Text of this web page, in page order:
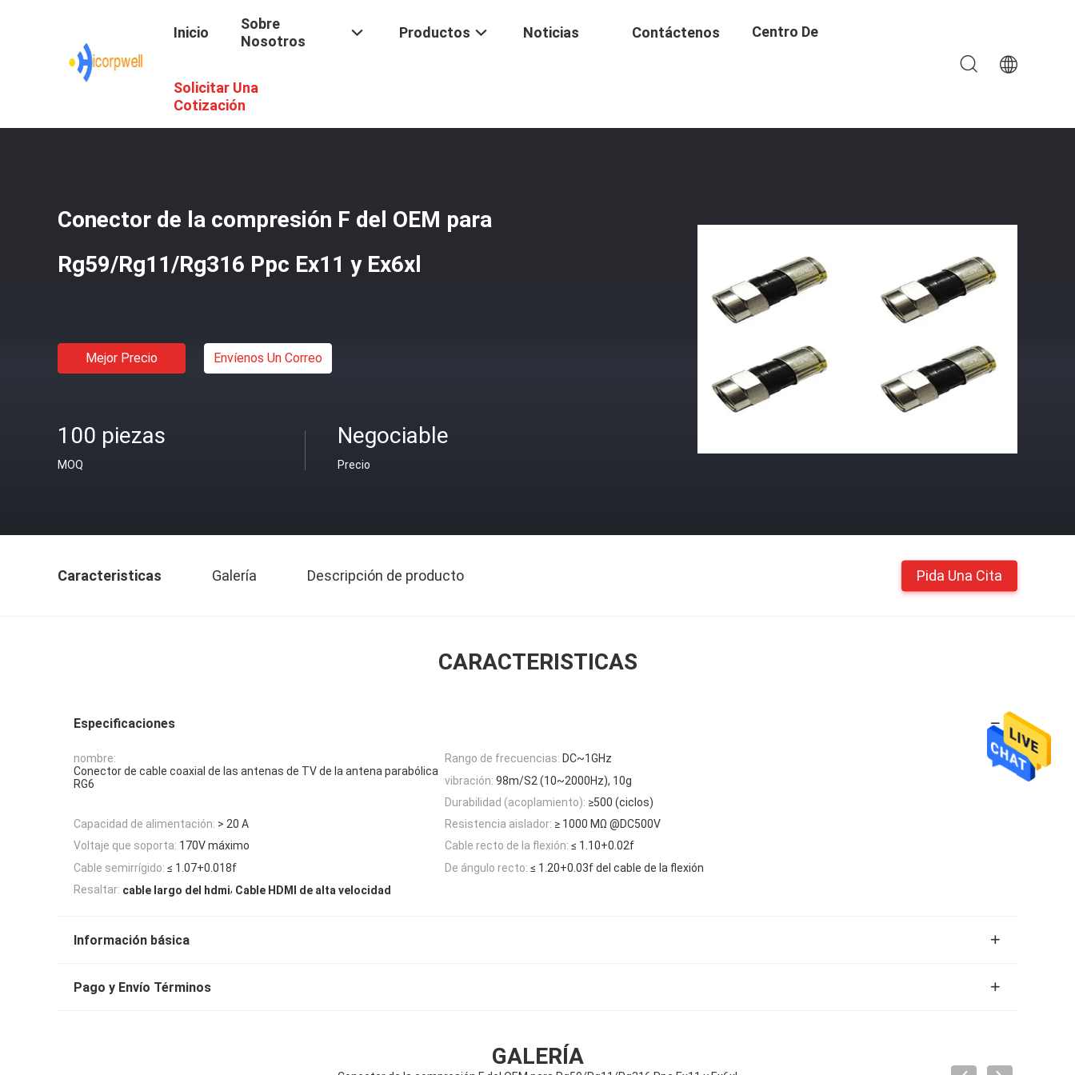
Inicio
Sobre
Nosotros
Productos Noticias Contáctenos Centro De
Solicitar Una
Cotización
Cable De HDMI AOC
Conector de la compresión F del OEM para
Rg59/Rg11/Rg316 Ppc Ex11 y Ex6xl
Mejor Precio Envíenos Un Correo
100 piezas
MOQ
Negociable
Precio
Caracteristicas Galería Descripción de producto Pida Una Cita
CARACTERISTICAS
Especificaciones
nombre:
Conector de cable coaxial de las antenas de TV de la antena parabólica
RG6
Rango de frecuencias: DC~1GHz
vibración: 98m/S2 (10~2000Hz), 10g
Durabilidad (acoplamiento): ≥500 (ciclos)
Capacidad de alimentación: > 20 A Resistencia aislador: ≥ 1000 MΩ @DC500V
Voltaje que soporta: 170V máximo Cable recto de la flexión: ≤ 1.10+0.02f
Cable semirrígido: ≤ 1.07+0.018f De ángulo recto: ≤ 1.20+0.03f del cable de la flexión
Resaltar: cable largo del hdmi, Cable HDMI de alta velocidad
Información básica
Pago y Envío Términos
GALERÍA